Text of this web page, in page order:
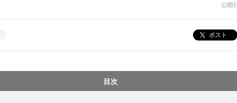
公開
ポスト
目次